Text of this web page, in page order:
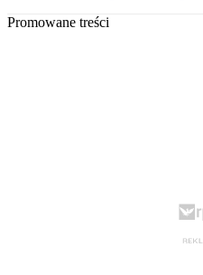
Promowane treści